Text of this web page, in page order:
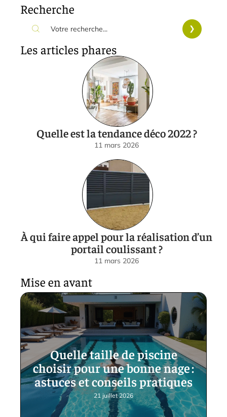
Recherche
Les articles phares
Quelle est la tendance déco 2022 ?
11 mars 2026
À qui faire appel pour la réalisation d’un
portail coulissant ?
11 mars 2026
Mise en avant
Quelle taille de piscine
choisir pour une bonne nage :
astuces et conseils pratiques
21 juillet 2026